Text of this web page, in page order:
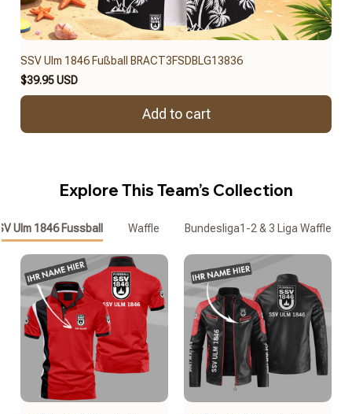
SSV Ulm 1846 Fußball BRACT3FSDBLG13836
$39.95 USD
Add to cart
Explore This Team’s Collection
Ulm 1846 Fussball Waffle Bundesliga1-2 & 3 Liga Waffle T-